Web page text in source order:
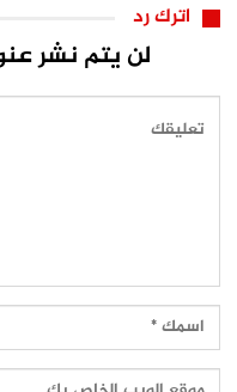
اترك رد
لن يتم نشر